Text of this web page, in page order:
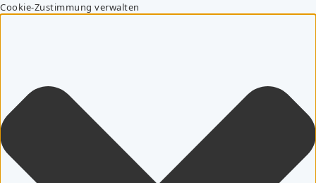
Cookie-Zustimmung verwalten